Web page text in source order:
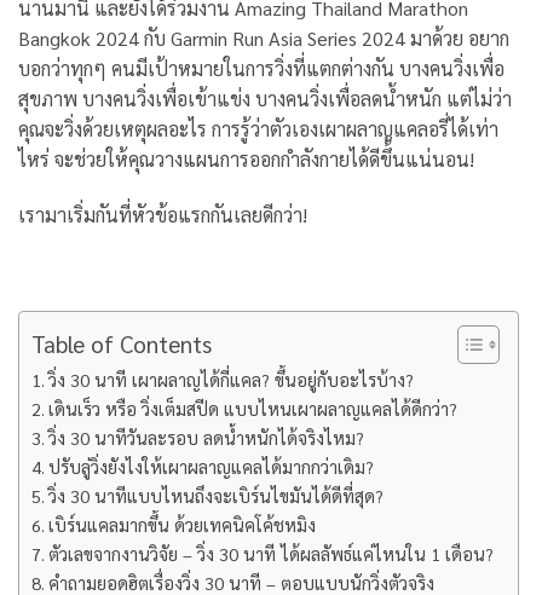
นานมานี้ และยังได้ร่วมงาน Amazing Thailand Marathon
Bangkok 2024 กับ Garmin Run Asia Series 2024 มาด้วย อยาก
บอกว่าทุกๆ คนมีเป้าหมายในการวิ่งที่แตกต่างกัน บางคนวิ่งเพื่อ
สุขภาพ บางคนวิ่งเพื่อเข้าแข่ง บางคนวิ่งเพื่อลดน้ำหนัก แต่ไม่ว่า
คุณจะวิ่งด้วยเหตุผลอะไร การรู้ว่าตัวเองเผาผลาญแคลอรี่ได้เท่า
ไหร่ จะช่วยให้คุณวางแผนการออกกำลังกายได้ดีขึ้นแน่นอน!
เรามาเริ่มกันที่หัวข้อแรกกันเลยดีกว่า!
Table of Contents
วิ่ง 30 นาที เผาผลาญได้กี่แคล? ขึ้นอยู่กับอะไรบ้าง?
เดินเร็ว หรือ วิ่งเต็มสปีด แบบไหนเผาผลาญแคลได้ดีกว่า?
วิ่ง 30 นาทีวันละรอบ ลดน้ำหนักได้จริงไหม?
ปรับลู่วิ่งยังไงให้เผาผลาญแคลได้มากกว่าเดิม?
วิ่ง 30 นาทีแบบไหนถึงจะเบิร์นไขมันได้ดีที่สุด?
เบิร์นแคลมากขึ้น ด้วยเทคนิคโค้ชหมิง
ตัวเลขจากงานวิจัย – วิ่ง 30 นาที ได้ผลลัพธ์แค่ไหนใน 1 เดือน?
คำถามยอดฮิตเรื่องวิ่ง 30 นาที – ตอบแบบนักวิ่งตัวจริง